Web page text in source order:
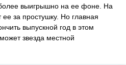
выигрышно на ее фоне. На
за простушку. Но главная
выпускной год в этом
звезда местной